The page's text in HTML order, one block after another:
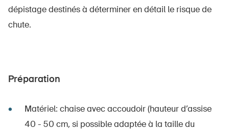
dépistage destinés à déterminer en détail le risque de
chute.
Préparation
Matériel: chaise avec accoudoir (hauteur d’assise
40 - 50 cm, si possible adaptée à la taille du